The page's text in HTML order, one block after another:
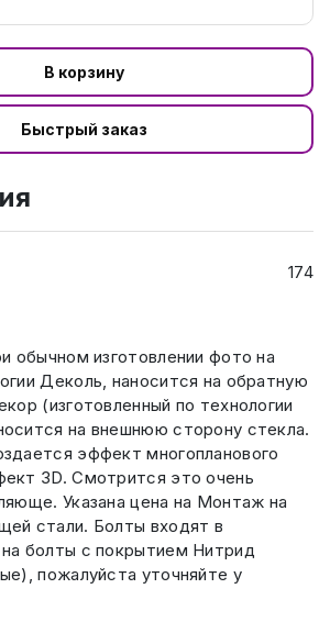
В корзину
Быстрый заказ
174
обычном изготовлении фото на
Деколь, наносится на обратную
(изготовленный по технологии
на внешнюю сторону стекла.
эффект многопланового
3D. Смотрится это очень
Указана цена на Монтаж на
стали. Болты входят в
болты с покрытием Нитрид
пожалуйста уточняйте у